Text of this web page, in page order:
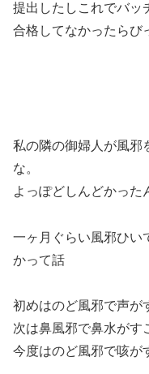
提出したしこれでバッ
合格してなかったらび
私の隣の御婦人が風邪
な。
よっぽどしんどかった
一ヶ月ぐらい風邪ひい
かって話
初めはのど風邪で声が
次は鼻風邪で鼻水がす
今度はのど風邪で咳が